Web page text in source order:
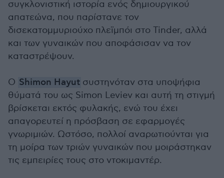
συγκλονιστική ιστορία ενός δημιουργικού
απατεώνα, που παρίστανε τον
δισεκατομμυριούχο πλεϊμπόι στο Tinder, αλλά
και των γυναικών που αποφάσισαν να τον
καταστρέψουν.
Ο Shimon Hayut συστηνόταν στα υποψήφια
θύματά του ως Simon Leviev και αυτή τη στιγμή
βρίσκεται εκτός φυλακής, ενώ του έχει
απαγορευτεί η πρόσβαση σε εφαρμογές
γνωριμιών. Ωστόσο, πολλοί αναρωτιούνται για
τη μοίρα των τριών γυναικών που μοιράστηκαν
τις εμπειρίες τους στο ντοκιμαντέρ.